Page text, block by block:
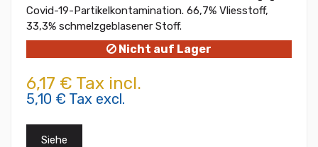
Covid-19-Partikelkontamination. 66,7% Vliesstoff,
33,3% schmelzgeblasener Stoff.
Nicht auf Lager
6,17 € Tax incl.
5,10 € Tax excl.
Siehe